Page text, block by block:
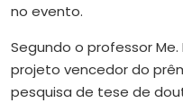
no evento.
Segundo o professor
projeto vencedor do
pesquisa de tese de